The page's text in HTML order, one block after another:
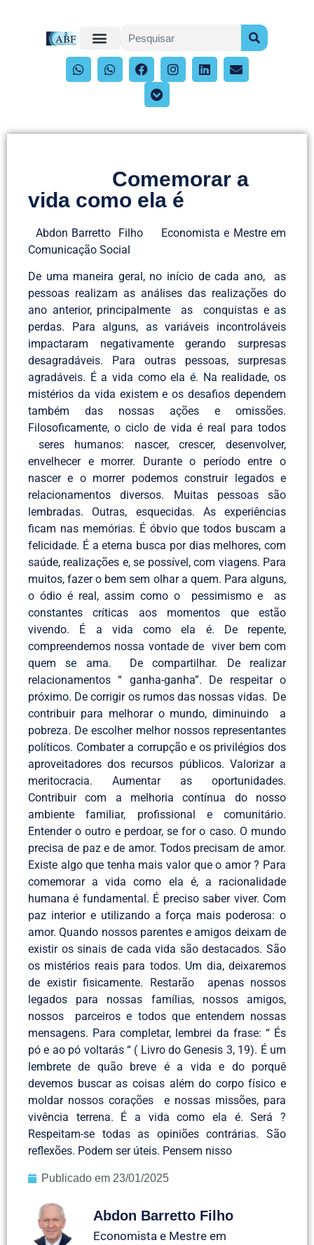
Comemorar a
vida como ela é
Abdon Barretto Filho Economista e Mestre em
Comunicação Social
De uma maneira geral, no início de cada ano, as
pessoas realizam as análises das realizações do
ano anterior, principalmente as conquistas e as
perdas. Para alguns, as variáveis incontroláveis
impactaram negativamente gerando surpresas
desagradáveis. Para outras pessoas, surpresas
agradáveis. É a vida como ela é. Na realidade, os
mistérios da vida existem e os desafios dependem
também das nossas ações e omissões.
Filosoficamente, o ciclo de vida é real para todos
seres humanos: nascer, crescer, desenvolver,
envelhecer e morrer. Durante o período entre o
nascer e o morrer podemos construir legados e
relacionamentos diversos. Muitas pessoas são
lembradas. Outras, esquecidas. As experiências
ficam nas memórias. É óbvio que todos buscam a
felicidade. É a eterna busca por dias melhores, com
saúde, realizações e, se possível, com viagens. Para
muitos, fazer o bem sem olhar a quem. Para alguns,
o ódio é real, assim como o pessimismo e as
constantes críticas aos momentos que estão
vivendo. É a vida como ela é. De repente,
compreendemos nossa vontade de viver bem com
quem se ama. De compartilhar. De realizar
relacionamentos “ ganha-ganha”. De respeitar o
próximo. De corrigir os rumos das nossas vidas. De
contribuir para melhorar o mundo, diminuindo a
pobreza. De escolher melhor nossos representantes
políticos. Combater a corrupção e os privilégios dos
aproveitadores dos recursos públicos. Valorizar a
meritocracia. Aumentar as oportunidades.
Contribuir com a melhoria contínua do nosso
ambiente familiar, profissional e comunitário.
Entender o outro e perdoar, se for o caso. O mundo
precisa de paz e de amor. Todos precisam de amor.
Existe algo que tenha mais valor que o amor ? Para
comemorar a vida como ela é, a racionalidade
humana é fundamental. É preciso saber viver. Com
paz interior e utilizando a força mais poderosa: o
amor. Quando nossos parentes e amigos deixam de
existir os sinais de cada vida são destacados. São
os mistérios reais para todos. Um dia, deixaremos
de existir fisicamente. Restarão apenas nossos
legados para nossas famílias, nossos amigos,
nossos parceiros e todos que entendem nossas
mensagens. Para completar, lembrei da frase: “ És
pó e ao pó voltarás “ ( Livro do Genesis 3, 19). É um
lembrete de quão breve é a vida e do porquê
devemos buscar as coisas além do corpo físico e
moldar nossos corações e nossas missões, para
vivência terrena. É a vida como ela é. Será ?
Respeitam-se todas as opiniões contrárias. São
reflexões. Podem ser úteis. Pensem nisso
Publicado em 23/01/2025
Abdon Barretto Filho
Economista e Mestre em